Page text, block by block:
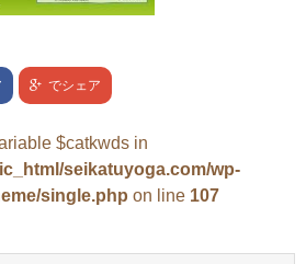
でシェア
$catkwds in
seikatuyoga.com/wp-
single.php on line 107